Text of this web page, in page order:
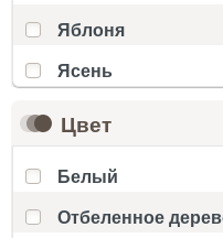
Яблоня
Ясень
Цвет
Белый
Отбеленное